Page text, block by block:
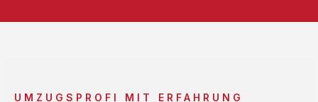
UMZUGSPROFI MIT ERFAHRUNG